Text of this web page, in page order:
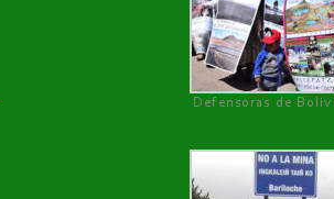
Defensoras de